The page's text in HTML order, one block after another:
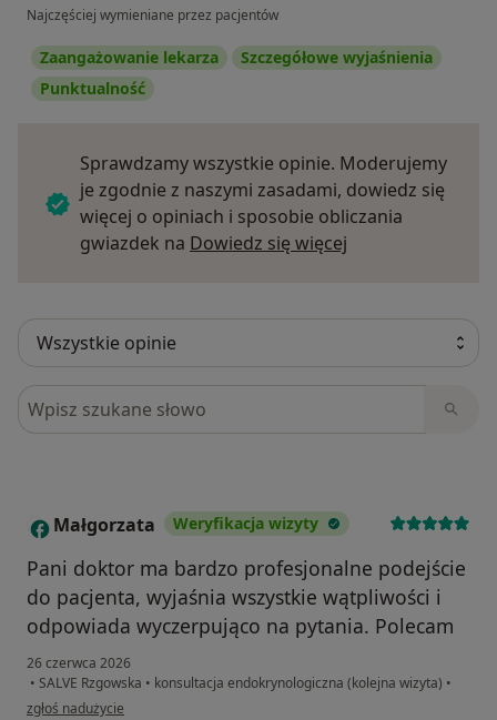
Najczęściej wymieniane przez pacjentów
Zaangażowanie lekarza
Szczegółowe wyjaśnienia
Punktualność
Sprawdzamy wszystkie opinie. Moderujemy
je zgodnie z naszymi zasadami, dowiedz się
więcej o opiniach i sposobie obliczania
gwiazdek na Dowiedz się więcej
Szukaj w opiniach
M Małgorzata Weryfikacja wizyty
Pani doktor ma bardzo profesjonalne podejście
do pacjenta, wyjaśnia wszystkie wątpliwości i
odpowiada wyczerpująco na pytania. Polecam
26 czerwca 2026
• SALVE Rzgowska • konsultacja endokrynologiczna (kolejna wizyta) •
w opinii użytkownika Małgorzata
zgłoś nadużycie